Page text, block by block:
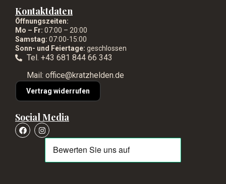
Kontaktdaten
Öffnungszeiten:
Mo – Fr: 07:00 – 20:00
Samstag: 07:00-15:00
Sonn- und Feiertage: geschlossen
Tel. +43 681 844 66 343
Mail: office@kratzhelden.de
Vertrag widerrufen
Social Media